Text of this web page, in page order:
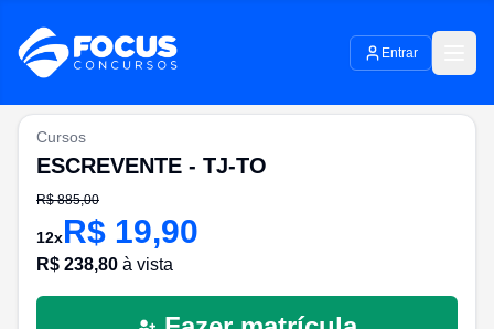
Entrar
Cursos
ESCREVENTE - TJ-TO
R$885,00
12xR$ 19,90
R$ 238,80 à vista